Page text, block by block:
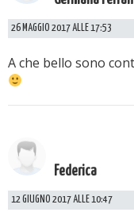
26 MAGGIO 2017 ALLE 17:53
A che bello sono
Federica
12 GIUGNO 2017 ALLE 10:47